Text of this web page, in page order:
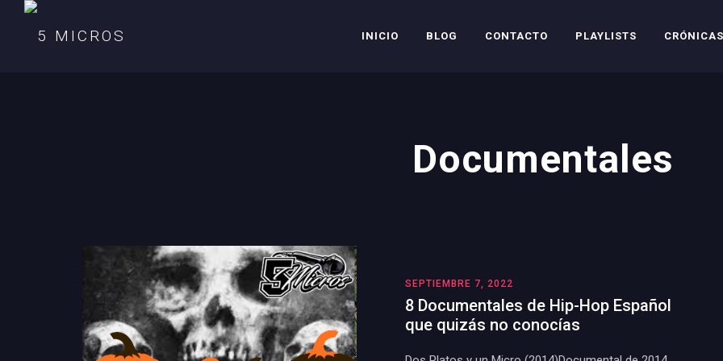
INICIO BLOG CONTACTO PLAYLISTS CRÓNICAS
Documentales
SEPTIEMBRE 7, 2022
8 Documentales de Hip-Hop Español
que quizás no conocías